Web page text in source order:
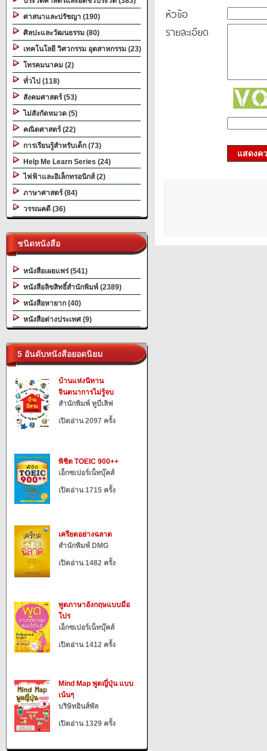
ศาสนาและปรัชญา (190)
ศิลปะและวัฒนธรรม (80)
เทคโนโลยี วิศวกรรม อุตสาหกรรม (23)
โทรคมนาคม (2)
ทั่วไป (118)
สังคมศาสตร์ (53)
ไม่สังกัดหมวด (5)
คณิตศาสตร์ (22)
การเรียนรู้สำหรับเด็ก (73)
Help Me Learn Series (24)
ไฟฟ้าและอิเล็กทรอนิกส์ (2)
ภาษาศาสตร์ (84)
วรรณคดี (36)
ชนิดหนังสือ
หนังสือเผยแพร่ (541)
หนังสือลิขสิทธิ์สำนักพิมพ์ (2389)
หนังสือหายาก (40)
หนังสือต่างประเทศ (9)
5 อันดับหนังสือยอดนิยม
บ้านแห่งนิทาน
จินตนาการไม่รู้จบ
สำนักพิมพ์ ทูบีเลิฟ
เปิดอ่าน 2097 ครั้ง
พิชิต TOEIC 900++
เอ็กซเปอร์เน็ทบุ๊คส์
เปิดอ่าน 1715 ครั้ง
เครียดอย่างฉลาด
สำนักพิมพ์ DMG
เปิดอ่าน 1482 ครั้ง
พูดภาษาอังกฤษแบบมือ
โปร
เอ็กซเปอร์เน็ทบุ๊คส์
เปิดอ่าน 1412 ครั้ง
Mind Map พูดญี่ปุ่น แบบ
เน้นๆ
บริษัทอินส์พัล
เปิดอ่าน 1329 ครั้ง
หัวข้อ
รายละเอียด
แสดงค